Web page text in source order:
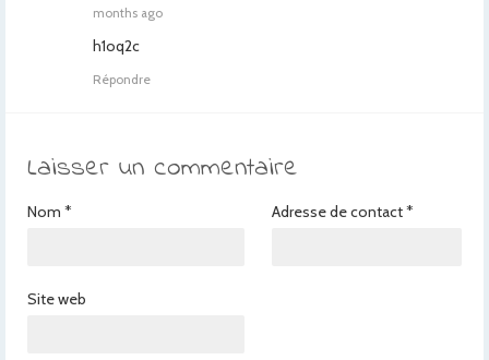
months ago
h1oq2c
Répondre
Laisser un commentaire
Nom * Adresse de contact*
Site web